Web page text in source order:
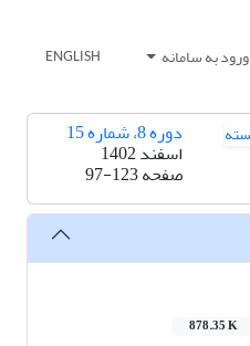
ورود به سامانه ENGLISH
دوره 8، شماره 15
اسفند 1402
صفحه97-123
878.35 K